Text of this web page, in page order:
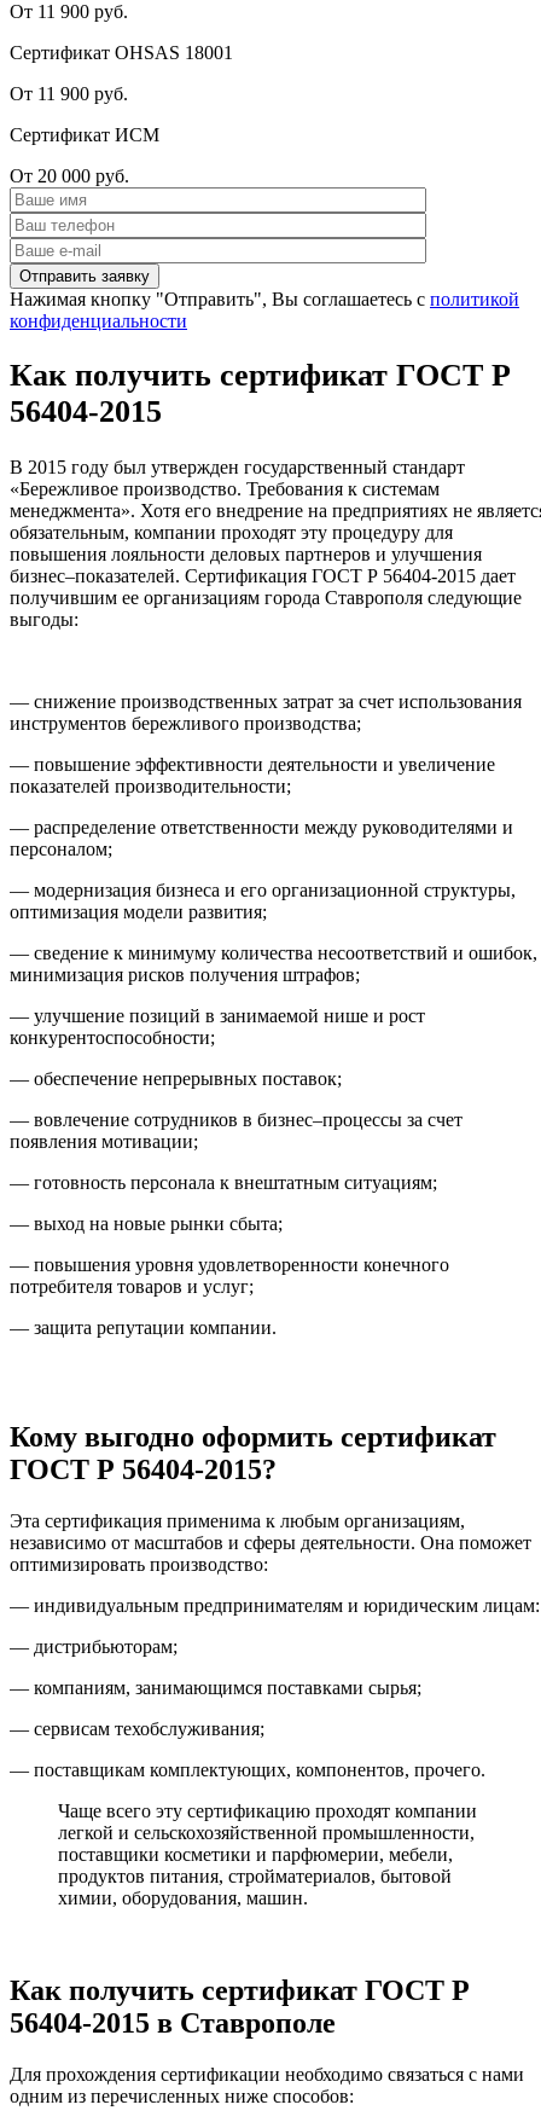
От 11 900 руб.
Сертификат OHSAS 18001
От 11 900 руб.
Сертификат ИСМ
От 20 000 руб.
Нажимая кнопку "Отправить", Вы соглашаетесь с политикой
конфиденциальности
Как получить сертификат ГОСТ Р
56404-2015
В 2015 году был утвержден государственный стандарт
«Бережливое производство. Требования к системам
менеджмента». Хотя его внедрение на предприятиях не
обязательным, компании проходят эту процедуру для
повышения лояльности деловых партнеров и улучшения
бизнес–показателей. Сертификация ГОСТ Р 56404-2015 дает
получившим ее организациям города Ставрополя следующие
выгоды:
— снижение производственных затрат за счет использования
инструментов бережливого производства;
— повышение эффективности деятельности и увеличение
показателей производительности;
— распределение ответственности между руководителями и
персоналом;
— модернизация бизнеса и его организационной структуры,
оптимизация модели развития;
— сведение к минимуму количества несоответствий и ошибок,
минимизация рисков получения штрафов;
— улучшение позиций в занимаемой нише и рост
конкурентоспособности;
— обеспечение непрерывных поставок;
— вовлечение сотрудников в бизнес–процессы за счет
появления мотивации;
— готовность персонала к внештатным ситуациям;
— выход на новые рынки сбыта;
— повышения уровня удовлетворенности конечного
потребителя товаров и услуг;
— защита репутации компании.
Кому выгодно оформить сертификат
ГОСТ Р 56404-2015?
Эта сертификация применима к любым организациям,
независимо от масштабов и сферы деятельности. Она поможет
оптимизировать производство:
— индивидуальным предпринимателям и юридическим лицам:
— дистрибьюторам;
— компаниям, занимающимся поставками сырья;
— сервисам техобслуживания;
— поставщикам комплектующих, компонентов, прочего.
Чаще всего эту сертификацию проходят компании
легкой и сельскохозяйственной промышленности,
поставщики косметики и парфюмерии, мебели,
продуктов питания, стройматериалов, бытовой
химии, оборудования, машин.
Как получить сертификат ГОСТ Р
56404-2015 в Ставрополе
Для прохождения сертификации необходимо связаться с нами
одним из перечисленных ниже способов: